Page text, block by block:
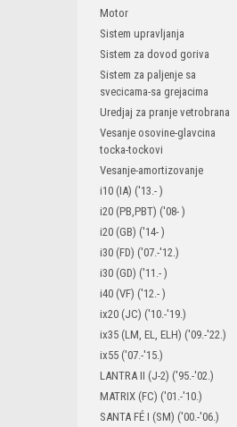
Motor
Sistem upravljanja
Sistem za dovod goriva
Sistem za paljenje sa
svecicama-sa grejacima
Uredjaj za pranje vetrobrana
Vesanje osovine-glavcina
tocka-tockovi
Vesanje-amortizovanje
i10 (IA) ('13.- )
i20 (PB,PBT) ('08- )
i20 (GB) ('14- )
i30 (FD) ('07.-'12.)
i30 (GD) ('11.- )
i40 (VF) ('12.- )
ix20 (JC) ('10.-'19.)
ix35 (LM, EL, ELH) ('09.-'22.)
ix55 ('07.-'15.)
LANTRA II (J-2) ('95.-'02.)
MATRIX (FC) ('01.-'10.)
SANTA FÉ I (SM) ('00.-'06.)